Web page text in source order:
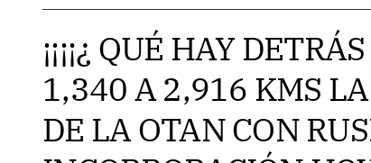
¡¡¡¡¿ QUÉ HAY
1,340 A 2,916 KMS
DE LA OTAN CON